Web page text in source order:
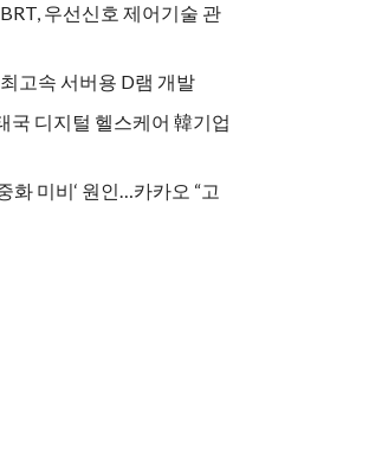
우선신호 제어기술 관
고속 서버용 D램 개발
국 디지털 헬스케어 韓기업
화 미비‘ 원인…카카오 “고